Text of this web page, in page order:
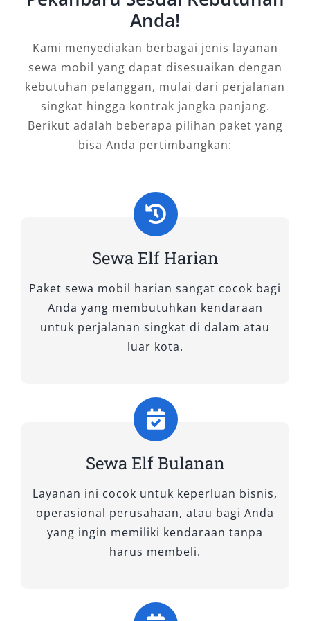
menghadirkan pilihan sewa mobil Elf yang
kenyamanan dan efisiensi perjalanan Anda di
berbagai situasi, mulai dari wisata keluarga
hingga kegiatan perusahaan. Untuk
memberikan pengalaman terbaik, kami
menyediakan beberapa tipe mobil Elf yang
dapat disesuaikan dengan kebutuhan
Isuzu Elf Long merupakan tipe paling populer
untuk kebutuhan perjalanan jarak jauh dengan
jumlah peserta yang banyak. Dengan kapasitas
hingga 18–20 seat, tipe ini sangat ideal untuk
rombongan besar seperti tour sekolah,
merata, serta konfigurasi kursi yang nyaman.
Elf Long memiliki bagasi tambahan yang
memadai sehingga cocok untuk perjalanan luar
kota yang membutuhkan muatan lebih.
Keunggulan lainnya, bodi panjang pada Elf
Long memberikan kesan eksklusif dan
profesional. Armada yang kami sewakan
merupakan unit terbaru, rutin diservis, dan
Anda!
Kami menyediakan berbagai jenis layanan
sewa mobil yang dapat disesuaikan dengan
kebutuhan pelanggan, mulai dari perjalanan
singkat hingga kontrak jangka panjang.
Berikut adalah beberapa pilihan paket yang
bisa Anda pertimbangkan:
Sewa Elf Harian
Paket sewa mobil harian sangat cocok bagi
Anda yang membutuhkan kendaraan
untuk perjalanan singkat di dalam atau
luar kota.
Sewa Elf Bulanan
Layanan ini cocok untuk keperluan bisnis,
operasional perusahaan, atau bagi Anda
yang ingin memiliki kendaraan tanpa
harus membeli.